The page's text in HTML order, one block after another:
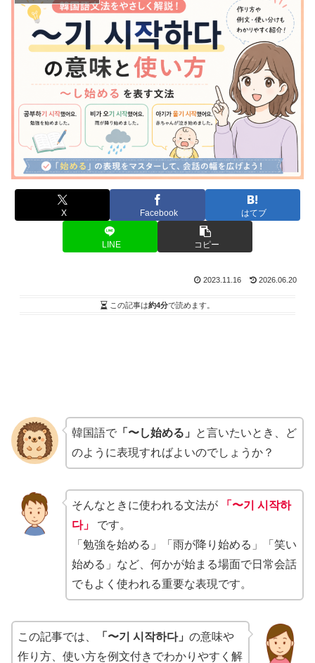
X Facebook はてブ
LINE コピー
2023.11.16 2026.06.20
この記事は約4分で読めます。
韓国語で「〜し始める」
と言いたいとき、ど
のように表現すればよいのでしょうか？
そんなときに使われる文法が
「〜기 시작하
다」
です。
「勉強を始める」「雨が降り始める」「笑い
始める」など、何かが始まる場面で日常会話
でもよく使われる重要な表現です。
この記事では、 「〜기 시작하다」 の意味や
作り方、使い方を例文付きでわかりやすく解